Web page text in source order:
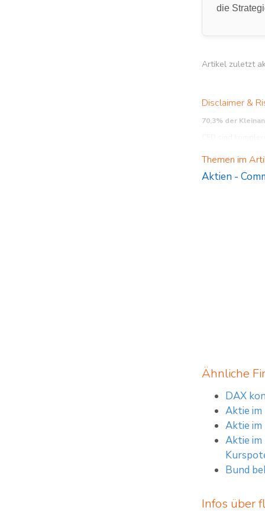
die
Artikel zuletzt
Disclaimer &
70,3% der
Themen im
Aktien -
Ähnliche
DAX
Aktie
Aktie im
Aktie im
Bund
Infos über